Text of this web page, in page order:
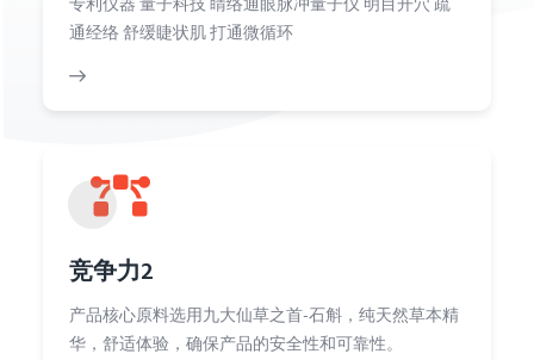
通经络 舒缓睫状肌 打通微循环
竞争力2
产品核心原料选用九大仙草之首-石斛，纯天然草本精
华，舒适体验，确保产品的安全性和可靠性。